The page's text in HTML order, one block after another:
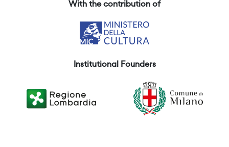
With the contribution of
Institutional Founders